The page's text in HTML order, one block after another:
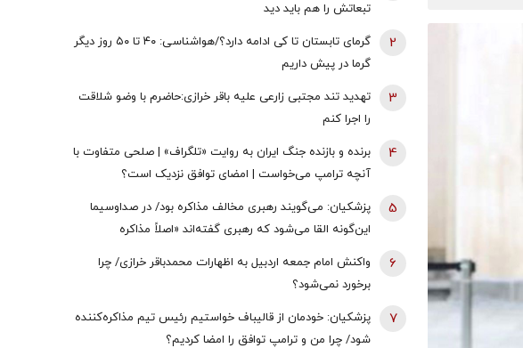
تبعاتش را هم باید دید
گرمای تابستان تا کی ادامه دارد؟/هواشناسی: ۴۰ تا ۵۰ روز دیگر
گرما در پیش داریم
2
تهدید تند مجتبی زارعی علیه باقر خرازی:حاضرم با وضو شلاقت
را اجرا کنم
3
برنده و بازنده جنگ ایران به روایت «تلگراف» | صلحی متفاوت با
آنچه ترامپ می‌خواست | امضای توافق نزدیک است؟
4
پزشکیان: می‌گویند رهبری مخالف مذاکره بود/ در صداوسیما
این‌گونه القا می‌شود که رهبری گفته‌اند «اصلاً مذاکره
5
واکنش امام جمعه اردبیل به اظهارات محمدباقر خرازی/ چرا
برخورد نمی‌شود؟
6
پزشکیان: خودمان از قالیباف خواستیم رئیس تیم مذاکره‌کننده
شود/ چرا من و ترامپ توافق را امضا کردیم؟
7